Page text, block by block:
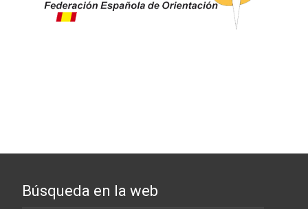
Búsqueda en la web